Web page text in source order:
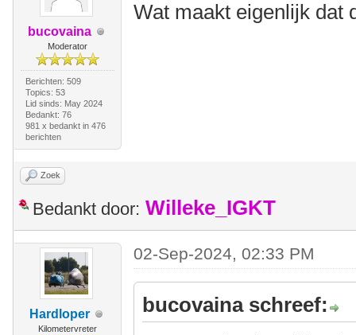
bucovaina
Moderator
Berichten: 509
Topics: 53
Lid sinds: May 2024
Bedankt: 76
981 x bedankt in 476
berichten
Wat maakt eigenlijk dat
Zoek
Bedankt door: Willeke_IGKT
Hardloper
Kilometervreter
02-Sep-2024, 02:33 PM
bucovaina schreef: